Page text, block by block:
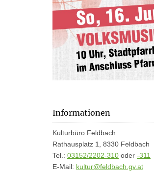
Informationen
Kulturbüro Feldbach
Rathausplatz 1, 8330 Feldbach
Tel.: 03152/2202-310 oder -311
E-Mail: kultur@feldbach.gv.at